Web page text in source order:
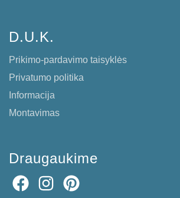
D.U.K.
Prikimo-pardavimo taisyklės
Privatumo politika
Informacija
Montavimas
Draugaukime